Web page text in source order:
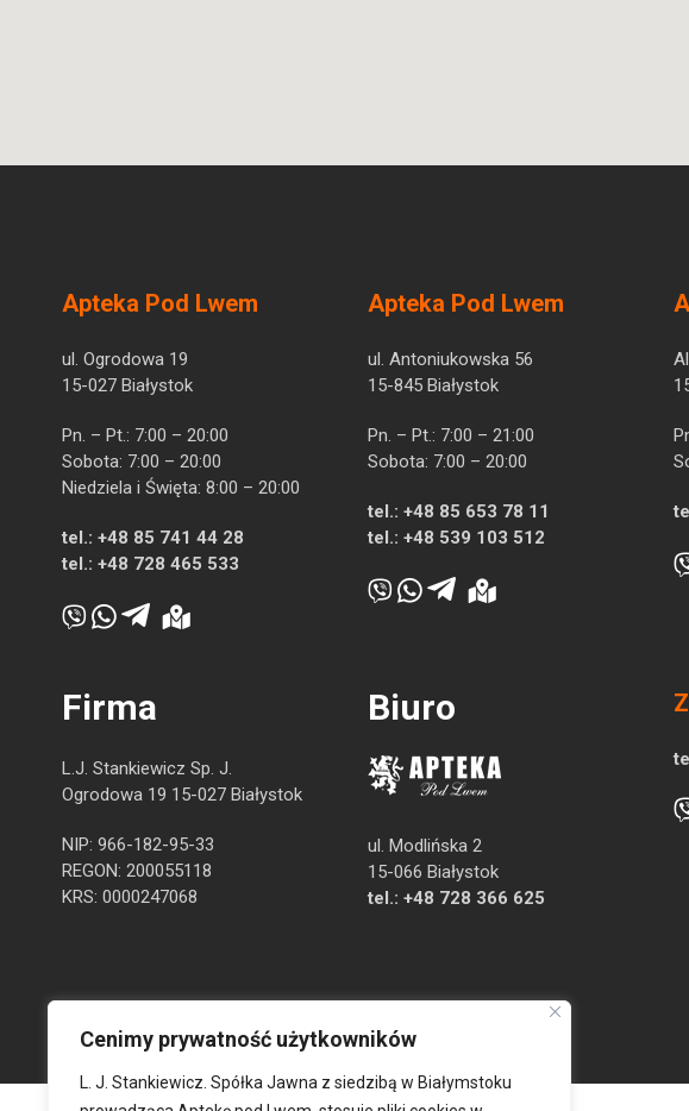
Cenimy prywatność użytkowników
L. J. Stankiewicz. Spółka Jawna z siedzibą w Białymstoku
Apteka Pod Lwem
ul. Ogrodowa 19
15-027 Białystok
Pn. – Pt.: 7:00 – 20:00
Sobota: 7:00 – 20:00
Niedziela i Święta: 8:00 – 20:00
tel.: +48 85 741 44 28
tel.: +48 728 465 533
Apteka Pod Lwem
ul. Antoniukowska 56
15-845 Białystok
Pn. – Pt.: 7:00 – 21:00
Sobota: 7:00 – 20:00
tel.: +48 85 653 78 11
tel.: +48 539 103 512
Firma
L.J. Stankiewicz Sp. J.
Ogrodowa 19 15-027 Białystok
NIP: 966-182-95-33
REGON: 200055118
KRS: 0000247068
Biuro
ul. Modlińska 2
15-066 Białystok
tel.: +48 728 366 625